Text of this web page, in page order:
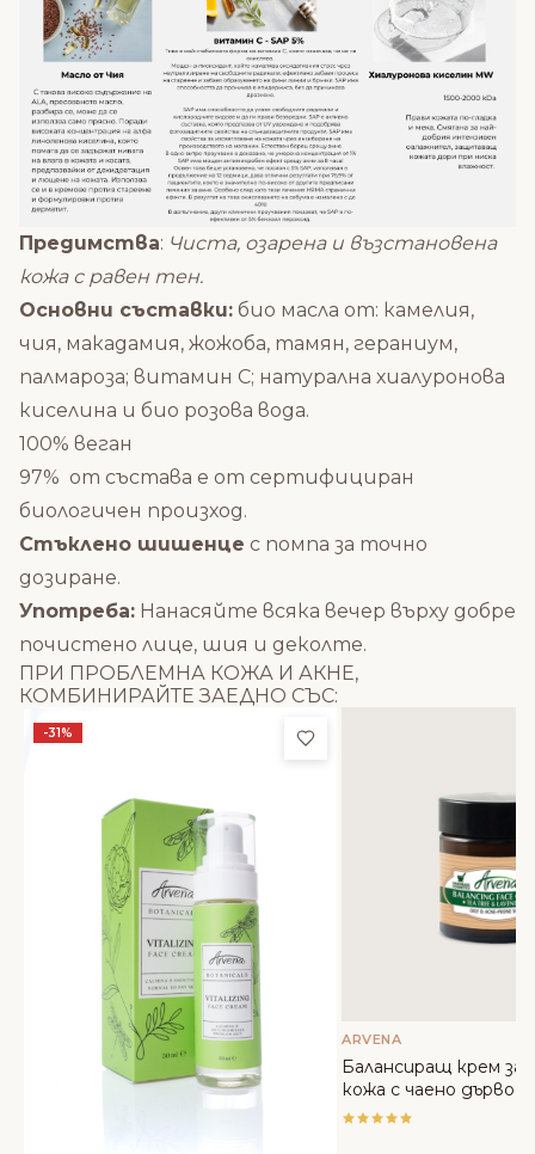
Предимства: Чиста, озарена и възстановена
кожа с равен тен.
Основни съставки: био масла от: камелия,
чия, макадамия, жожоба, тамян, гераниум,
палмароза; витамин С; натурална хиалуронова
киселина и био розова вода.
100% веган
97% от състава е от сертифициран
биологичен произход.
Стъклено шишенце с помпа за точно
дозиране.
Употреба: Нанасяйте всяка вечер върху добре
почистено лице, шия и деколте.
ПРИ ПРОБЛЕМНА КОЖА И АКНЕ,
КОМБИНИРАЙТЕ ЗАЕДНО СЪС:
-31% Добави в любими
ARVENA
Балансиращ крем за
кожа с чаено дърво и